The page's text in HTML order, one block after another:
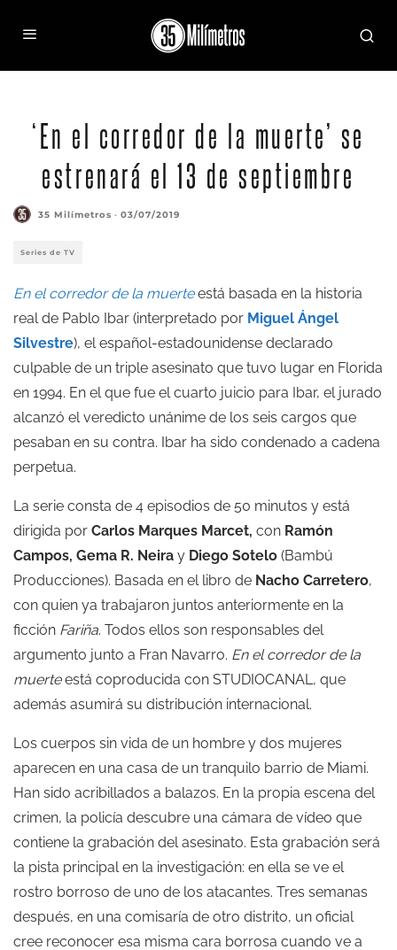
‘En el corredor de la muerte’ se
estrenará el 13 de septiembre
35 Milímetros · 03/07/2019
Series de TV
En el corredor de la muerteestá basada en la historia
real de Pablo Ibar (interpretado por Miguel Ángel
Silvestre), el español-estadounidense declarado
culpable de un triple asesinato que tuvo lugar en Florida
en 1994. En el que fue el cuarto juicio para Ibar, el jurado
alcanzó el veredicto unánime de los seis cargos que
pesaban en su contra. Ibar ha sido condenado a cadena
perpetua.
La serie consta de 4 episodios de 50 minutos y está
dirigida por Carlos Marques Marcet, con Ramón
Campos, Gema R. Neira y Diego Sotelo (Bambú
Producciones). Basada en el libro de Nacho Carretero,
con quien ya trabajaron juntos anteriormente en la
ficción Fariña. Todos ellos son responsables del
argumento junto a Fran Navarro. En el corredor de la
muerteestá coproducida con STUDIOCANAL, que
además asumirá su distribución internacional.
Los cuerpos sin vida de un hombre y dos mujeres
aparecen en una casa de un tranquilo barrio de Miami.
Han sido acribillados a balazos. En la propia escena del
crimen, la policía descubre una cámara de vídeo que
contiene la grabación del asesinato. Esta grabación será
la pista principal en la investigación: en ella se ve el
rostro borroso de uno de los atacantes. Tres semanas
después, en una comisaría de otro distrito, un oficial
cree reconocer esa misma cara borrosa cuando ve a